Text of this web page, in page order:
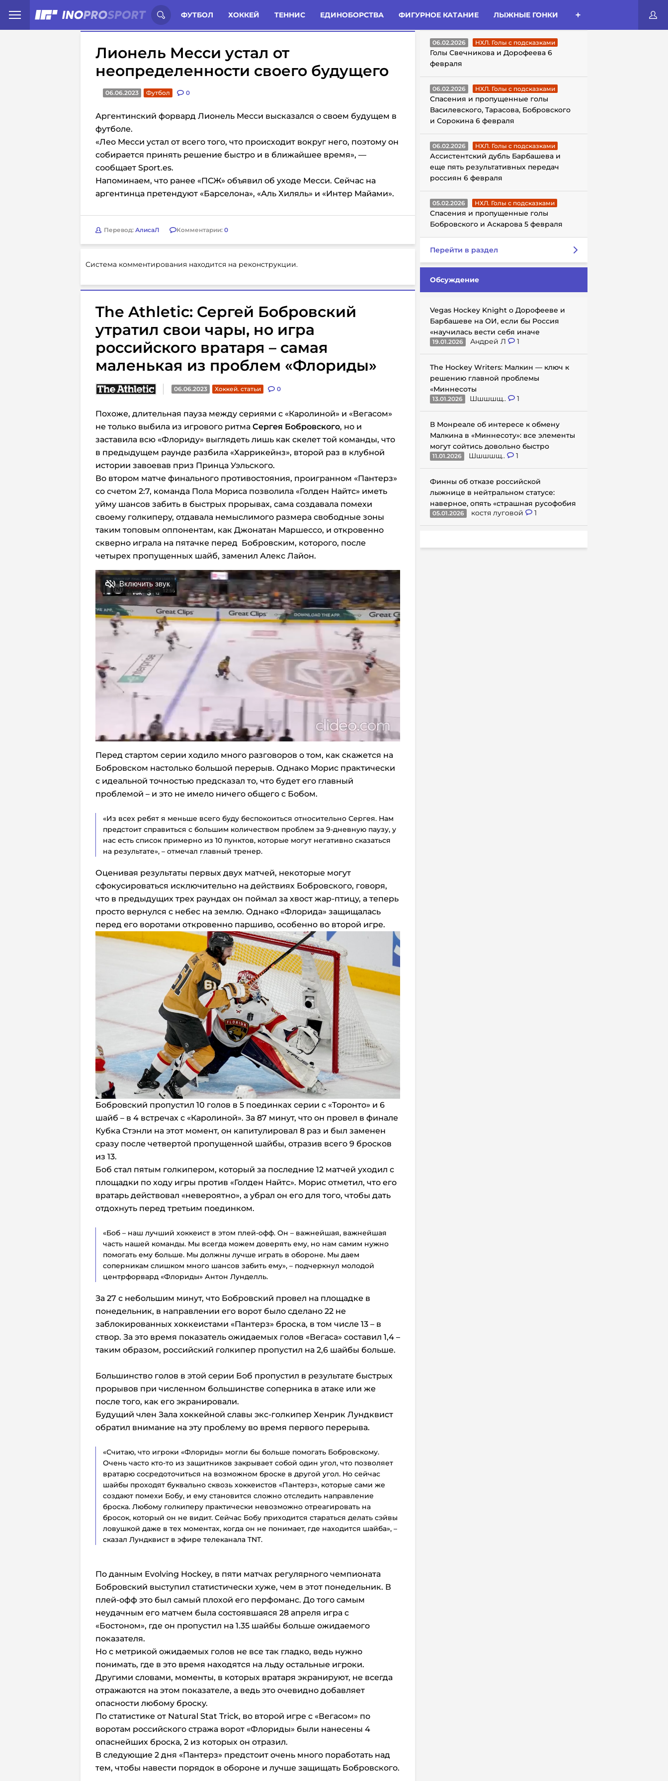
ФУТБОЛ ХОККЕЙ ТЕННИС ЕДИНОБОРСТВА ФИГУРНОЕ КАТАНИЕ ЛЫЖНЫЕ ГОНКИ
Иностранцы о спорте России: Статьи Комменты Новости
Лионель Месси устал от
неопределенности своего будущего
06.06.2023 Футбол 0
Аргентинский форвард Лионель Месси высказался о своем будущем в
футболе.
«Лео Месси устал от всего того, что происходит вокруг него, поэтому он
собирается принять решение быстро и в ближайшее время», —
сообщает Sport.es.
Напоминаем, что ранее «ПСЖ» объявил об уходе Месси. Сейчас на
аргентинца претендуют «Барселона», «Аль Хиляль» и «Интер Майами».
Перевод: АлисаЛ Комментарии: 0
Система комментирования находится на реконструкции.
The Athletic: Сергей Бобровский
утратил свои чары, но игра
российского вратаря – самая
маленькая из проблем «Флориды»
06.06.2023 Хоккей. статьи 0
Похоже, длительная пауза между сериями с «Каролиной» и «Вегасом»
не только выбила из игрового ритма Сергея Бобровского, но и
заставила всю «Флориду» выглядеть лишь как скелет той команды, что
в предыдущем раунде разбила «Харрикейнз», второй раз в клубной
истории завоевав приз Принца Уэльского.
Во втором матче финального противостояния, проигранном «Пантерз»
со счетом 2:7, команда Пола Мориса позволила «Голден Найтс» иметь
уйму шансов забить в быстрых прорывах, сама создавала помехи
своему голкиперу, отдавала немыслимого размера свободные зоны
таким топовым оппонентам, как Джонатан Маршессо, и откровенно
скверно играла на пятачке перед Бобровским, которого, после
четырех пропущенных шайб, заменил Алекс Лайон.
Перед стартом серии ходило много разговоров о том, как скажется на
Бобровском настолько большой перерыв. Однако Морис практически
с идеальной точностью предсказал то, что будет его главный
проблемой – и это не имело ничего общего с Бобом.
«Из всех ребят я меньше всего буду беспокоиться относительно Сергея. Нам
предстоит справиться с большим количеством проблем за 9-дневную паузу, у
нас есть список примерно из 10 пунктов, которые могут негативно сказаться
на результате», – отмечал главный тренер.
Оценивая результаты первых двух матчей, некоторые могут
сфокусироваться исключительно на действиях Бобровского, говоря,
что в предыдущих трех раундах он поймал за хвост жар-птицу, а теперь
просто вернулся с небес на землю. Однако «Флорида» защищалась
перед его воротами откровенно паршиво, особенно во второй игре.
Бобровский пропустил 10 голов в 5 поединках серии с «Торонто» и 6
шайб – в 4 встречах с «Каролиной». За 87 минут, что он провел в финале
Кубка Стэнли на этот момент, он капитулировал 8 раз и был заменен
сразу после четвертой пропущенной шайбы, отразив всего 9 бросков
из 13.
Боб стал пятым голкипером, который за последние 12 матчей уходил с
площадки по ходу игры против «Голден Найтс». Морис отметил, что его
вратарь действовал «невероятно», а убрал он его для того, чтобы дать
отдохнуть перед третьим поединком.
«Боб – наш лучший хоккеист в этом плей-офф. Он – важнейшая, важнейшая
часть нашей команды. Мы всегда можем доверять ему, но нам самим нужно
помогать ему больше. Мы должны лучше играть в обороне. Мы даем
соперникам слишком много шансов забить ему», – подчеркнул молодой
центрфорвард «Флориды» Антон Лунделль.
За 27 с небольшим минут, что Бобровский провел на площадке в
понедельник, в направлении его ворот было сделано 22 не
заблокированных хоккеистами «Пантерз» броска, в том числе 13 – в
створ. За это время показатель ожидаемых голов «Вегаса» составил 1,4 –
таким образом, российский голкипер пропустил на 2,6 шайбы больше.
Большинство голов в этой серии Боб пропустил в результате быстрых
прорывов при численном большинстве соперника в атаке или же
после того, как его экранировали.
Будущий член Зала хоккейной славы экс-голкипер Хенрик Лундквист
обратил внимание на эту проблему во время первого перерыва.
«Считаю, что игроки «Флориды» могли бы больше помогать Бобровскому.
Очень часто кто-то из защитников закрывает собой один угол, что позволяет
вратарю сосредоточиться на возможном броске в другой угол. Но сейчас
шайбы проходят буквально сквозь хоккеистов «Пантерз», которые сами же
создают помехи Бобу, и ему становится сложно отследить направление
броска. Любому голкиперу практически невозможно отреагировать на
бросок, который он не видит. Сейчас Бобу приходится стараться делать сэйвы
ловушкой даже в тех моментах, когда он не понимает, где находится шайба», –
сказал Лундквист в эфире телеканала TNT.
По данным Evolving Hockey, в пяти матчах регулярного чемпионата
Бобровский выступил статистически хуже, чем в этот понедельник. В
плей-офф это был самый плохой его перфоманс. До того самым
неудачным его матчем была состоявшаяся 28 апреля игра с
«Бостоном», где он пропустил на 1.35 шайбы больше ожидаемого
показателя.
Но с метрикой ожидаемых голов не все так гладко, ведь нужно
понимать, где в это время находятся на льду остальные игроки.
Другими словами, моменты, в которых вратаря экранируют, не всегда
отражаются на этом показателе, а ведь это очевидно добавляет
опасности любому броску.
По статистике от Natural Stat Trick, во второй игре с «Вегасом» по
воротам российского стража ворот «Флориды» были нанесены 4
опаснейших броска, 2 из которых он отразил.
В следующие 2 дня «Пантерз» предстоит очень много поработать над
тем, чтобы навести порядок в обороне и лучше защищать Бобровского.
ГОЛЫ С ПОДСКАЗКАМИ
06.02.2026 НХЛ. Голы с подсказками
Голы Свечникова и Дорофеева 6
февраля
06.02.2026 НХЛ. Голы с подсказками
Спасения и пропущенные голы
Василевского, Тарасова, Бобровского
и Сорокина 6 февраля
06.02.2026 НХЛ. Голы с подсказками
Ассистентский дубль Барбашева и
еще пять результативных передач
россиян 6 февраля
05.02.2026 НХЛ. Голы с подсказками
Спасения и пропущенные голы
Бобровского и Аскарова 5 февраля
Перейти в раздел
Обсуждение
Vegas Hockey Knight о Дорофееве и
Барбашеве на ОИ, если бы Россия
«научилась вести себя иначе
19.01.2026 Андрей Л 1
The Hockey Writers: Малкин — ключ к
решению главной проблемы
«Миннесоты
13.01.2026 Шшшшщ.. 1
В Монреале об интересе к обмену
Малкина в «Миннесоту»: все элементы
могут сойтись довольно быстро
11.01.2026 Шшшшщ.. 1
Финны об отказе российской
лыжнице в нейтральном статусе:
наверное, опять «страшная русофобия
05.01.2026 костя луговой 1